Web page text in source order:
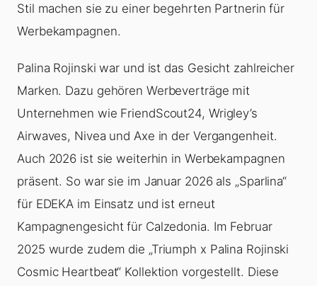
Stil machen sie zu einer begehrten Partnerin für
Werbekampagnen.
Palina Rojinski war und ist das Gesicht zahlreicher
Marken. Dazu gehören Werbeverträge mit
Unternehmen wie FriendScout24, Wrigley’s
Airwaves, Nivea und Axe in der Vergangenheit.
Auch 2026 ist sie weiterhin in Werbekampagnen
präsent. So war sie im Januar 2026 als „Sparlina“
für EDEKA im Einsatz und ist erneut
Kampagnengesicht für Calzedonia. Im Februar
2025 wurde zudem die „Triumph x Palina Rojinski
Cosmic Heartbeat“ Kollektion vorgestellt. Diese